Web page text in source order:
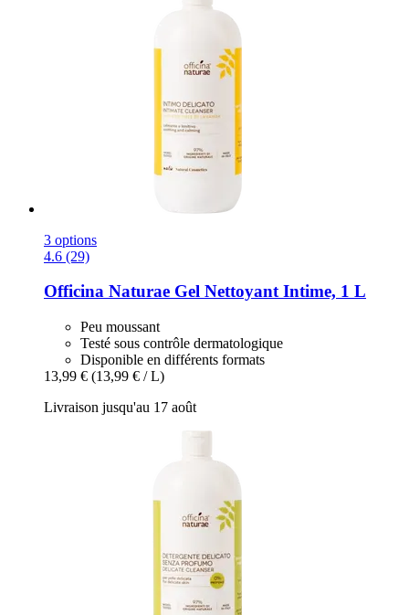
3 options
4.6 (29)
Officina Naturae Gel Nettoyant Intime, 1 L
Peu moussant
Testé sous contrôle dermatologique
Disponible en différents formats
13,99 € (13,99 € / L)
Livraison jusqu'au 17 août